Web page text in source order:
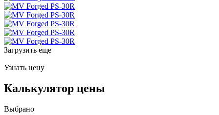
Загрузить еще
Узнать цену
Калькулятор цены
Выбрано